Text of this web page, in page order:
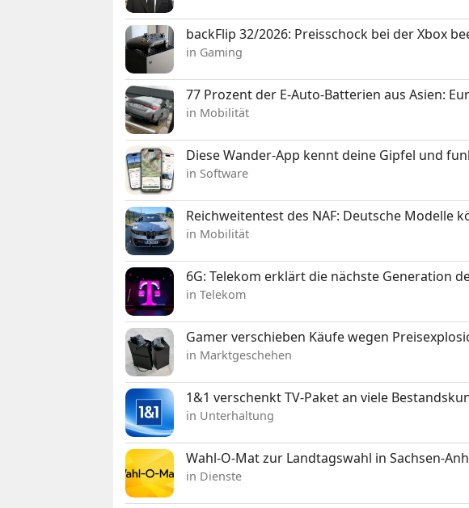
backFlip 32/2026: Preisschock bei der Xbox
in Gaming
77 Prozent der E-Auto-Batterien aus Asien:
in Mobilität
Diese Wander-App kennt deine Gipfel und
in Software
Reichweitentest des NAF: Deutsche Modelle
in Mobilität
6G: Telekom erklärt die nächste Generation
in Telekom
Gamer verschieben Käufe wegen
in Marktgeschehen
1&1 verschenkt TV-Paket an viele
in Unterhaltung
Wahl-O-Mat zur Landtagswahl in Sachsen-
in Dienste